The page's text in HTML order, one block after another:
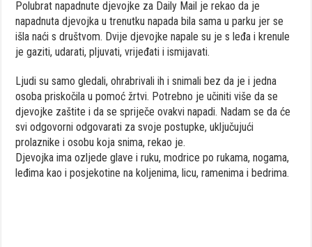
Polubrat napadnute djevojke za Daily Mail je rekao da je
napadnuta djevojka u trenutku napada bila sama u parku jer se
išla naći s društvom. Dvije djevojke napale su je s leđa i krenule
je gaziti, udarati, pljuvati, vrijeđati i ismijavati.
Ljudi su samo gledali, ohrabrivali ih i snimali bez da je i jedna
osoba priskočila u pomoć žrtvi. Potrebno je učiniti više da se
djevojke zaštite i da se spriječe ovakvi napadi. Nadam se da će
svi odgovorni odgovarati za svoje postupke, uključujući
prolaznike i osobu koja snima, rekao je.
Djevojka ima ozljede glave i ruku, modrice po rukama, nogama,
leđima kao i posjekotine na koljenima, licu, ramenima i bedrima.